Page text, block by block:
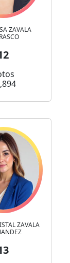
ZAVALA
ZAVALA